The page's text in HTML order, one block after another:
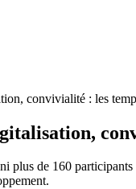
convivialité : les
plus de 160